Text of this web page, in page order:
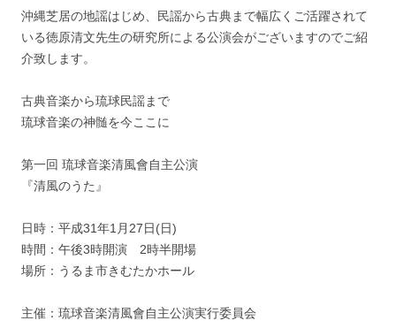
沖縄芝居の地謡はじめ、民謡から古典まで幅広くご活躍されて
いる徳原清文先生の研究所による公演会がございますのでご紹
介致します。
古典音楽から琉球民謡まで
琉球音楽の神髄を今ここに
第一回 琉球音楽清風會自主公演
『清風のうた』
日時：平成31年1月27日(日)
時間：午後3時開演 2時半開場
場所：うるま市きむたかホール
主催：琉球音楽清風會自主公演実行委員会